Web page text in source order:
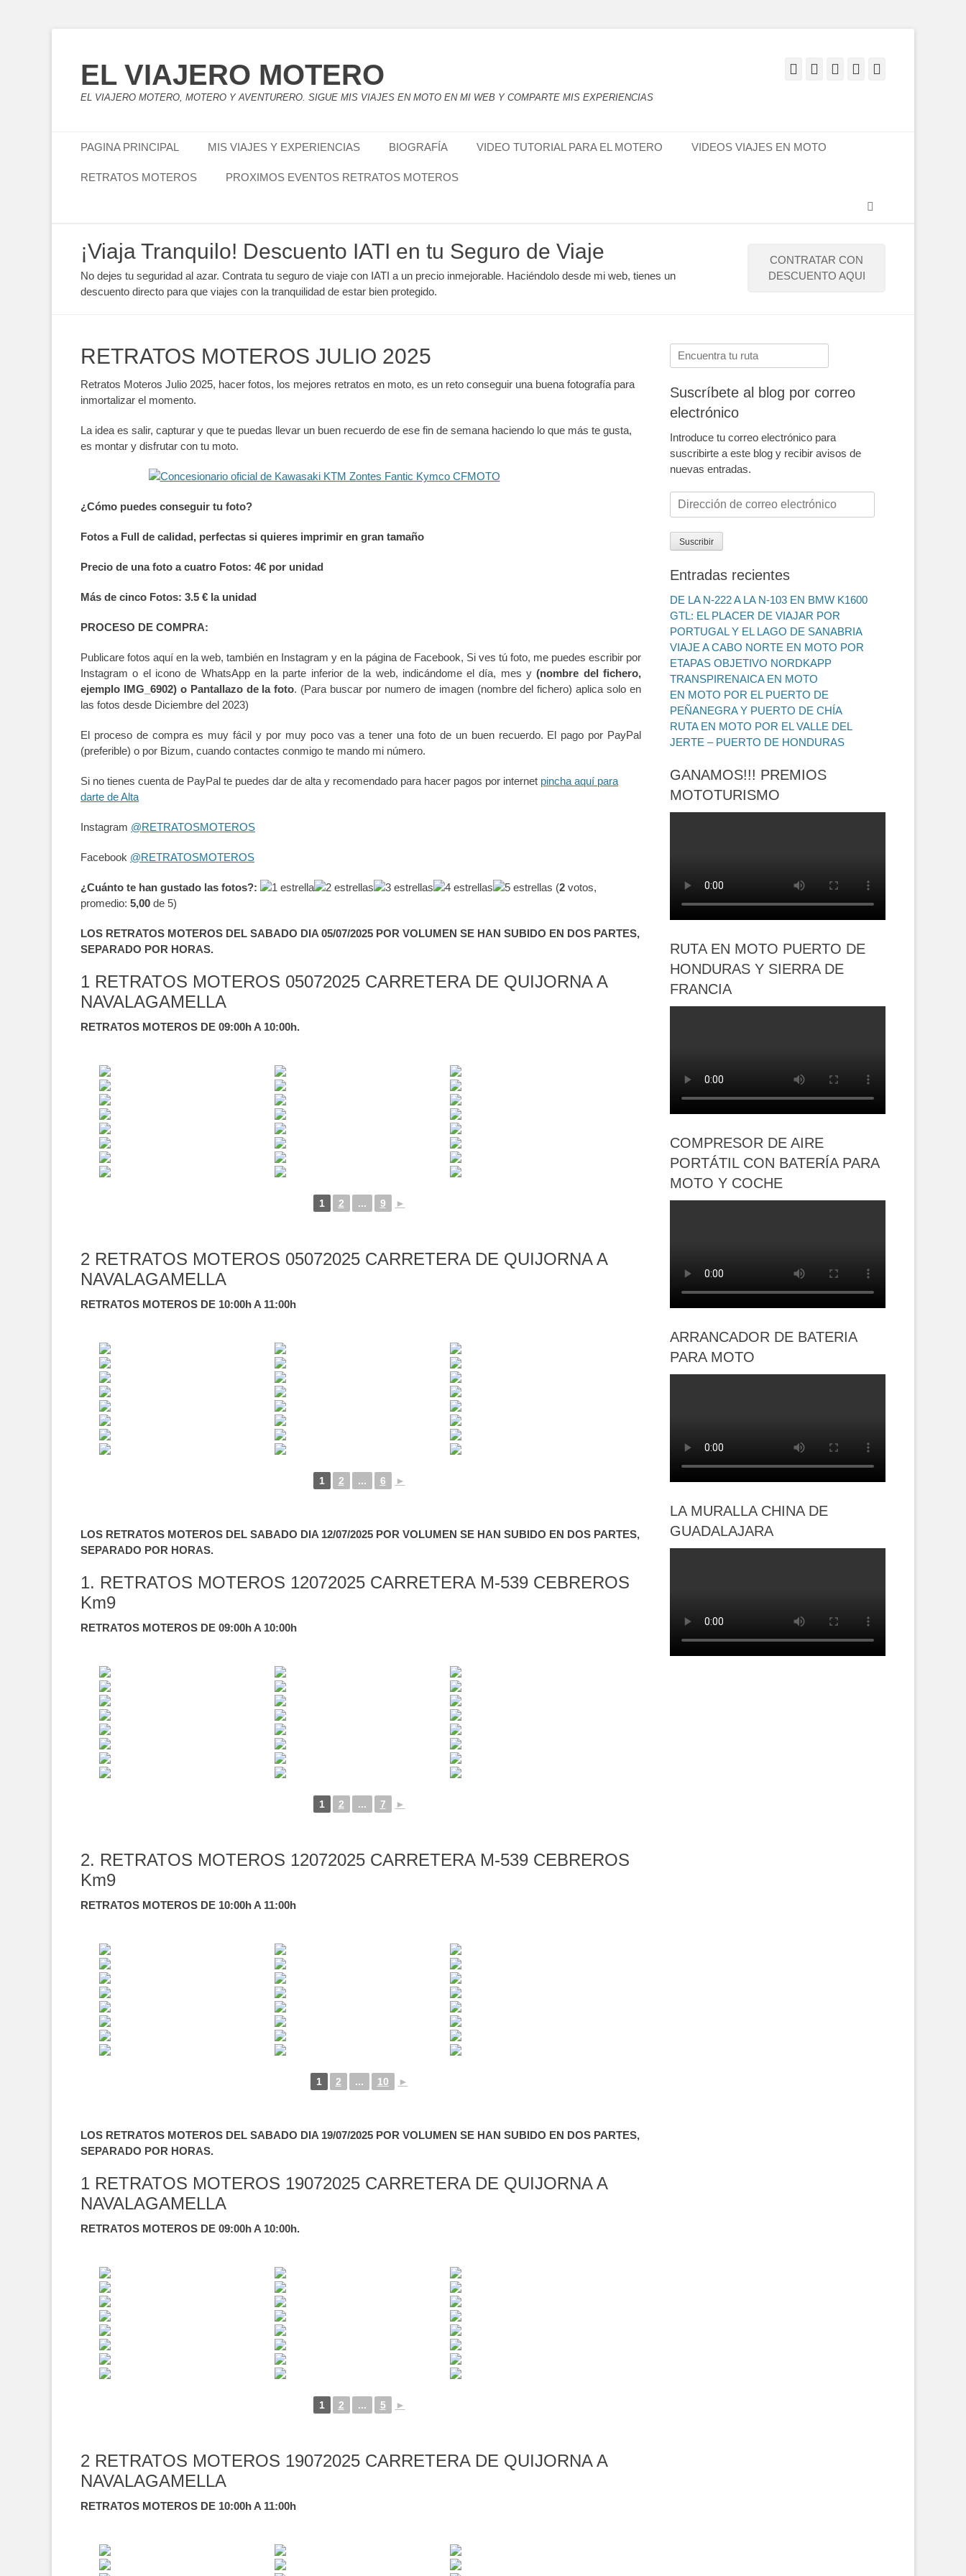
EL VIAJERO MOTERO
EL VIAJERO MOTERO, MOTERO Y AVENTURERO. SIGUE MIS VIAJES EN MOTO EN MI WEB Y COMPARTE MIS EXPERIENCIAS
Facebook
Twitter
FlickrYouTube
Menú principal
contenido
PAGINA PRINCIPAL MIS VIAJES Y EXPERIENCIAS BIOGRAFÍA VIDEO TUTORIAL PARA EL MOTERO VIDEOS VIAJES EN MOTO
RETRATOS MOTEROS
PROXIMOS EVENTOS RETRATOS MOTEROS
contenido
¡Viaja Tranquilo! Descuento IATI en tu Seguro de Viaje
No dejes tu seguridad al azar. Contrata tu seguro de viaje con IATI a un precio inmejorable. Haciéndolo desde mi web, tienes un
descuento directo para que viajes con la tranquilidad de estar bien protegido.
CONTRATAR CON
DESCUENTO AQUI
RETRATOS MOTEROS JULIO 2025
Retratos Moteros Julio 2025, hacer fotos, los mejores retratos en moto, es un reto conseguir una buena fotografía para
inmortalizar el momento.
La idea es salir, capturar y que te puedas llevar un buen recuerdo de ese fin de semana haciendo lo que más te gusta,
es montar y disfrutar con tu moto.
¿Cómo puedes conseguir tu foto?
Fotos a Full de calidad, perfectas si quieres imprimir en gran tamaño
Precio de una foto a cuatro Fotos: 4€ por unidad
Más de cinco Fotos: 3.5 € la unidad
PROCESO DE COMPRA:
Publicare fotos aquí en la web, también en Instagram y en la página de Facebook, Si ves tú foto, me puedes escribir por
Instagram o el icono de WhatsApp en la parte inferior de la web, indicándome el día, mes y (nombre del fichero,
ejemplo IMG_6902) o Pantallazo de la foto. (Para buscar por numero de imagen (nombre del fichero) aplica solo en
las fotos desde Diciembre del 2023)
El proceso de compra es muy fácil y por muy poco vas a tener una foto de un buen recuerdo. El pago por PayPal
(preferible) o por Bizum, cuando contactes conmigo te mando mi número.
Si no tienes cuenta de PayPal te puedes dar de alta y recomendado para hacer pagos por internet pincha aquí para
darte de Alta
Instagram @RETRATOSMOTEROS
Facebook @RETRATOSMOTEROS
¿Cuánto te han gustado las fotos?: (2 votos,
promedio: 5,00 de 5)
LOS RETRATOS MOTEROS DEL SABADO DIA 05/07/2025 POR VOLUMEN SE HAN SUBIDO EN DOS PARTES,
SEPARADO POR HORAS.
1 RETRATOS MOTEROS 05072025 CARRETERA DE QUIJORNA A
NAVALAGAMELLA
RETRATOS MOTEROS DE 09:00h A 10:00h.
1 2 ... 9 ►
2 RETRATOS MOTEROS 05072025 CARRETERA DE QUIJORNA A
NAVALAGAMELLA
RETRATOS MOTEROS DE 10:00h A 11:00h
1 2 ... 6 ►
LOS RETRATOS MOTEROS DEL SABADO DIA 12/07/2025 POR VOLUMEN SE HAN SUBIDO EN DOS PARTES,
SEPARADO POR HORAS.
1. RETRATOS MOTEROS 12072025 CARRETERA M-539 CEBREROS
Km9
RETRATOS MOTEROS DE 09:00h A 10:00h
1 2 ... 7 ►
2. RETRATOS MOTEROS 12072025 CARRETERA M-539 CEBREROS
Km9
RETRATOS MOTEROS DE 10:00h A 11:00h
1 2 ... 10 ►
LOS RETRATOS MOTEROS DEL SABADO DIA 19/07/2025 POR VOLUMEN SE HAN SUBIDO EN DOS PARTES,
SEPARADO POR HORAS.
1 RETRATOS MOTEROS 19072025 CARRETERA DE QUIJORNA A
NAVALAGAMELLA
RETRATOS MOTEROS DE 09:00h A 10:00h.
1 2 ... 5 ►
2 RETRATOS MOTEROS 19072025 CARRETERA DE QUIJORNA A
NAVALAGAMELLA
RETRATOS MOTEROS DE 10:00h A 11:00h
Buscar:
Suscríbete al blog por correo
electrónico
Introduce tu correo electrónico para
suscribirte a este blog y recibir avisos de
nuevas entradas.
Dirección
de
correo
electrónico
Suscribir
Entradas recientes
DE LA N-222 A LA N-103 EN BMW K1600
GTL: EL PLACER DE VIAJAR POR
PORTUGAL Y EL LAGO DE SANABRIA
VIAJE A CABO NORTE EN MOTO POR
ETAPAS OBJETIVO NORDKAPP
TRANSPIRENAICA EN MOTO
EN MOTO POR EL PUERTO DE
PEÑANEGRA Y PUERTO DE CHÍA
RUTA EN MOTO POR EL VALLE DEL
JERTE – PUERTO DE HONDURAS
GANAMOS!!! PREMIOS
MOTOTURISMO
RUTA EN MOTO PUERTO DE
HONDURAS Y SIERRA DE
FRANCIA
COMPRESOR DE AIRE
PORTÁTIL CON BATERÍA PARA
MOTO Y COCHE
ARRANCADOR DE BATERIA
PARA MOTO
LA MURALLA CHINA DE
GUADALAJARA